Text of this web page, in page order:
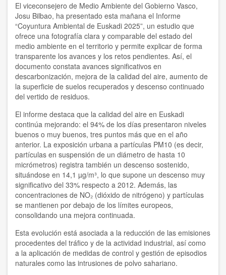
El viceconsejero de Medio Ambiente del Gobierno Vasco,
Josu Bilbao, ha presentado esta mañana el Informe
“Coyuntura Ambiental de Euskadi 2025”, un estudio que
ofrece una fotografía clara y comparable del estado del
medio ambiente en el territorio y permite explicar de forma
transparente los avances y los retos pendientes. Así, el
documento constata avances significativos en
descarbonización, mejora de la calidad del aire, aumento de
la superficie de suelos recuperados y descenso continuado
del vertido de residuos.
El informe destaca que la calidad del aire en Euskadi
continúa mejorando: el 94% de los días presentaron niveles
buenos o muy buenos, tres puntos más que en el año
anterior. La exposición urbana a partículas PM10 (es decir,
partículas en suspensión de un diámetro de hasta 10
micrómetros) registra también un descenso sostenido,
situándose en 14,1 µg/m³, lo que supone un descenso muy
significativo del 33% respecto a 2012. Además, las
concentraciones de NO₂ (dióxido de nitrógeno) y partículas
se mantienen por debajo de los límites europeos,
consolidando una mejora continuada.
Esta evolución está asociada a la reducción de las emisiones
procedentes del tráfico y de la actividad industrial, así como
a la aplicación de medidas de control y gestión de episodios
naturales como las intrusiones de polvo sahariano.